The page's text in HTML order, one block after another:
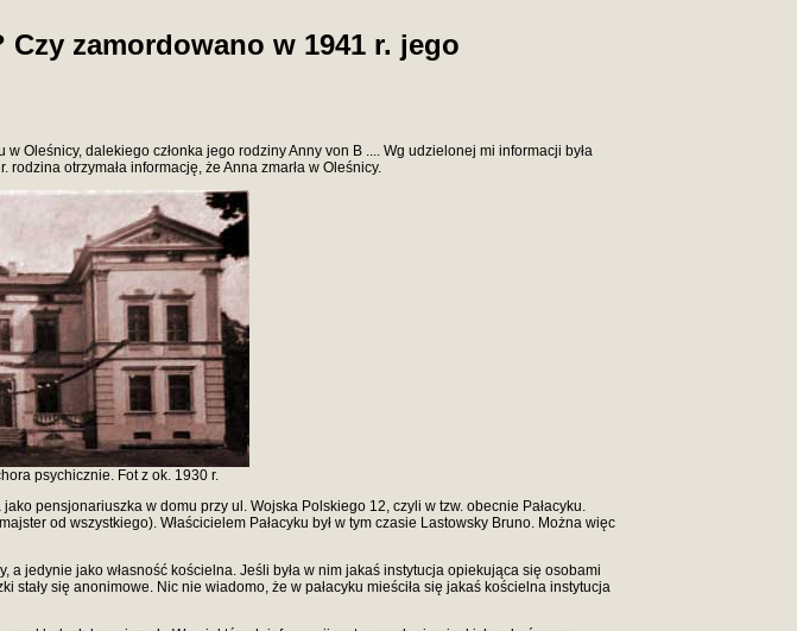
zamordowano w 1941 r. jego
Oleśnicy, dalekiego członka jego rodziny Anny von B .... Wg udzielonej mi informacji była
otrzymała informację, że Anna zmarła w Oleśnicy.
psychicznie. Fot z ok. 1930 r.
pensjonariuszka w domu przy ul. Wojska Polskiego 12, czyli w tzw. obecnie Pałacyku.
od wszystkiego). Właścicielem Pałacyku był w tym czasie Lastowsky Bruno. Można więc
jedynie jako własność kościelna. Jeśli była w nim jakaś instytucja opiekująca się osobami
się anonimowe. Nic nie wiadomo, że w pałacyku mieściła się jakaś kościelna instytucja